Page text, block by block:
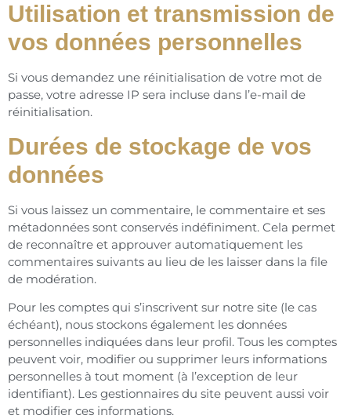
Utilisation et transmission de
vos données personnelles
Si vous demandez une réinitialisation de votre mot de
passe, votre adresse IP sera incluse dans l’e-mail de
réinitialisation.
Durées de stockage de vos
données
Si vous laissez un commentaire, le commentaire et ses
métadonnées sont conservés indéfiniment. Cela permet
de reconnaître et approuver automatiquement les
commentaires suivants au lieu de les laisser dans la file
de modération.
Pour les comptes qui s’inscrivent sur notre site (le cas
échéant), nous stockons également les données
personnelles indiquées dans leur profil. Tous les comptes
peuvent voir, modifier ou supprimer leurs informations
personnelles à tout moment (à l’exception de leur
identifiant). Les gestionnaires du site peuvent aussi voir
et modifier ces informations.